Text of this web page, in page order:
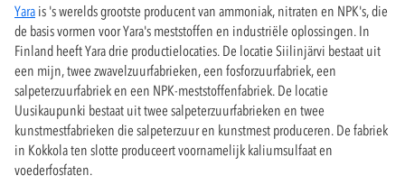
Yara is 's werelds grootste producent van ammoniak, nitraten en NPK's, die
de basis vormen voor Yara's meststoffen en industriële oplossingen. In
Finland heeft Yara drie productielocaties. De locatie Siilinjärvi bestaat uit
een mijn, twee zwavelzuurfabrieken, een fosforzuurfabriek, een
salpeterzuurfabriek en een NPK-meststoffenfabriek. De locatie
Uusikaupunki bestaat uit twee salpeterzuurfabrieken en twee
kunstmestfabrieken die salpeterzuur en kunstmest produceren. De fabriek
in Kokkola ten slotte produceert voornamelijk kaliumsulfaat en
voederfosfaten.